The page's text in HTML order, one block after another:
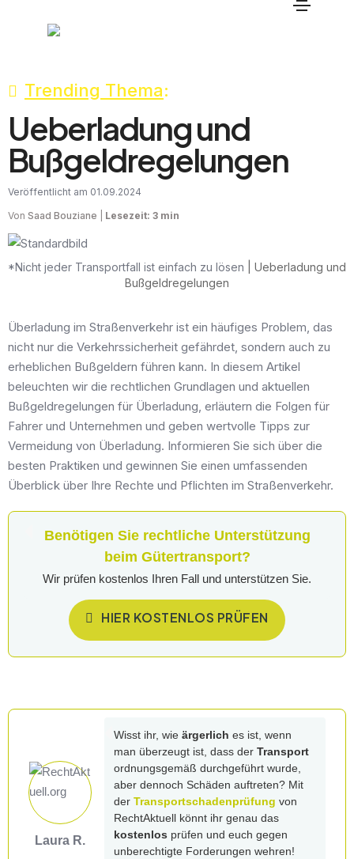
Trending Thema:
Ueberladung und
Bußgeldregelungen
Veröffentlicht am 01.09.2024
Von Saad Bouziane Lesezeit: 3 min
*Nicht jeder Transportfall ist einfach zu lösen | Ueberladung und
Bußgeldregelungen
Überladung im Straßenverkehr ist ein häufiges Problem, das
nicht nur die Verkehrssicherheit gefährdet, sondern auch zu
erheblichen Bußgeldern führen kann. In diesem Artikel
beleuchten wir die rechtlichen Grundlagen und aktuellen
Bußgeldregelungen für Überladung, erläutern die Folgen für
Fahrer und Unternehmen und geben wertvolle Tipps zur
Vermeidung von Überladung. Informieren Sie sich über die
besten Praktiken und gewinnen Sie einen umfassenden
Überblick über Ihre Rechte und Pflichten im Straßenverkehr.
Benötigen Sie rechtliche Unterstützung
beim Gütertransport?
Wir prüfen kostenlos Ihren Fall und unterstützen Sie.
HIER KOSTENLOS PRÜFEN
Laura R.
Wisst ihr, wie ärgerlich es ist, wenn
man überzeugt ist, dass der Transport
ordnungsgemäß durchgeführt wurde,
aber dennoch Schäden auftreten? Mit
der Transportschadenprüfung von
RechtAktuell könnt ihr genau das
kostenlos prüfen und euch gegen
unberechtigte Forderungen wehren!